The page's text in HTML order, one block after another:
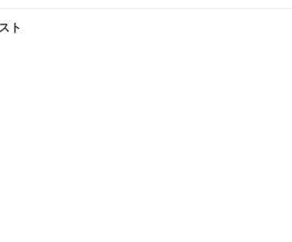
ト